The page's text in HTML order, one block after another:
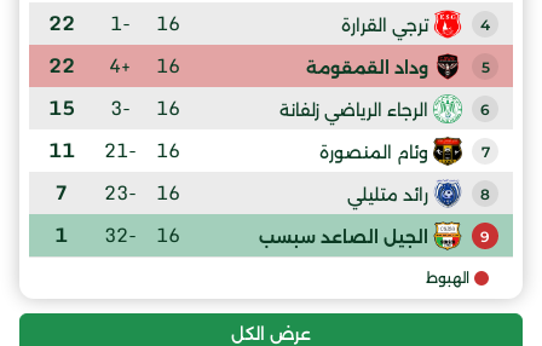
4 ترجي القرارة 16
-1
22
5 وداد القمقومة 16
+4
22
6 الرجاء الرياضي زلفانة 16
-3
15
7 وئام المنصورة 16
-21
11
8 رائد متليلي 16
-23
7
9 الجيل الصاعد سبسب 16
-32
1
الهبوط
عرض الكل